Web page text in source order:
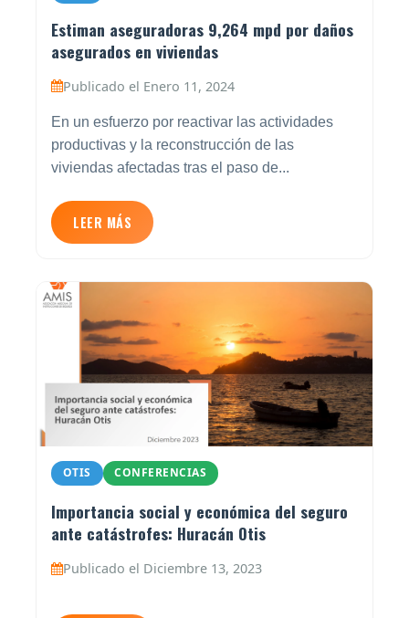
Estiman aseguradoras 9,264 mpd por daños
asegurados en viviendas
Publicado el Enero 11, 2024
En un esfuerzo por reactivar las actividades
productivas y la reconstrucción de las
viviendas afectadas tras el paso de...
LEER MÁS
OTIS CONFERENCIAS
Importancia social y económica del seguro
ante catástrofes: Huracán Otis
Publicado el Diciembre 13, 2023